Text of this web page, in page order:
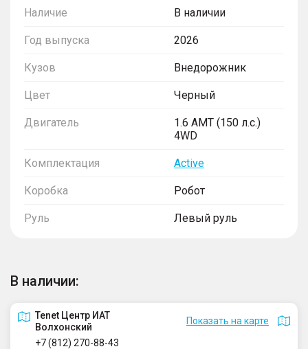
Наличие В наличии
Год выпуска 2026
Кузов Внедорожник
Цвет Черный
Двигатель
1.6 AMT (150 л.с.)
4WD
Комплектация Active
Коробка Робот
Руль Левый руль
В наличии:
Tenet Центр ИАТ
Волхонский
Показать на карте
+7 (812) 270-88-43